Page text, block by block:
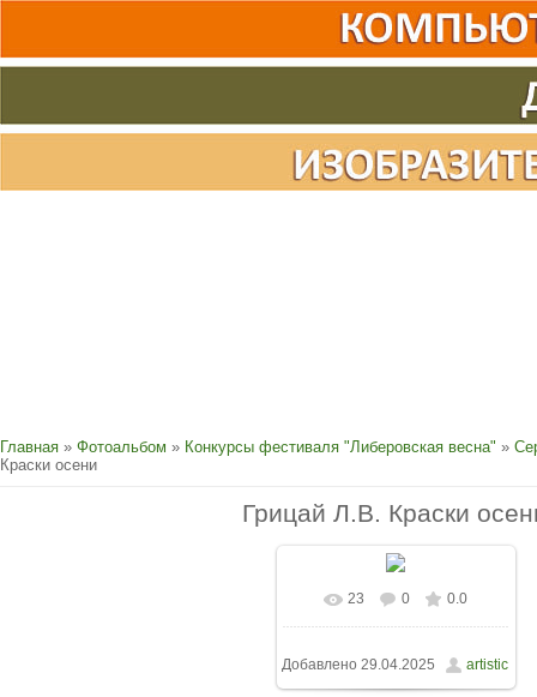
Главная » Фотоальбом » Конкурсы фестиваля "Либеровская весна" »
Краски осени
Грицай Л.В. Краски
23 0 0.0
Добавлено 29.04.2025 artistic